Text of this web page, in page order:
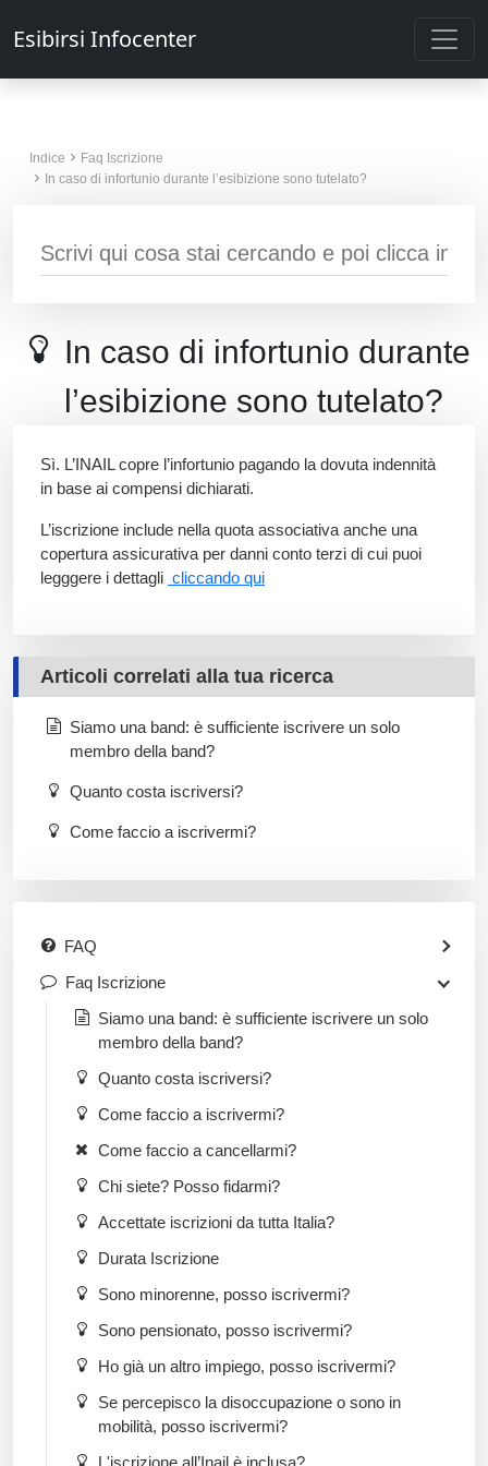
Esibirsi Infocenter
Indice
Faq Iscrizione
In caso di infortunio durante l’esibizione sono tutelato?
In caso di infortunio durante
l’esibizione sono tutelato?
Sì. L’INAIL copre l’infortunio pagando la dovuta indennità
in base ai compensi dichiarati.
L’iscrizione include nella quota associativa anche una
copertura assicurativa per danni conto terzi di cui puoi
legggere i dettagli cliccando qui
Articoli correlati alla tua ricerca
Siamo una band: è sufficiente iscrivere un solo
membro della band?
Quanto costa iscriversi?
Come faccio a iscrivermi?
FAQ
Faq Iscrizione
Siamo una band: è sufficiente iscrivere un solo
membro della band?
Quanto costa iscriversi?
Come faccio a iscrivermi?
Come faccio a cancellarmi?
Chi siete? Posso fidarmi?
Accettate iscrizioni da tutta Italia?
Durata Iscrizione
Sono minorenne, posso iscrivermi?
Sono pensionato, posso iscrivermi?
Ho già un altro impiego, posso iscrivermi?
Se percepisco la disoccupazione o sono in
mobilità, posso iscrivermi?
L'iscrizione all’Inail è inclusa?